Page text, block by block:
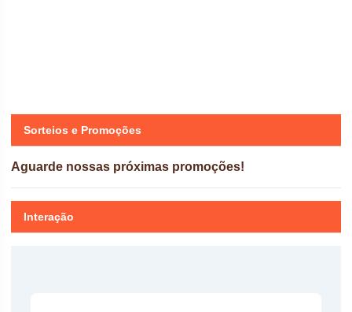
Sorteios e Promoções
Aguarde nossas próximas promoções!
Interação